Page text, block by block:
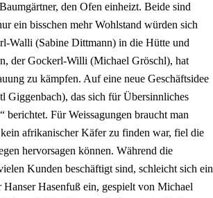
den Ofen einheizt. Beide sind
ein bisschen mehr Wohlstand würden sich
Walli (Sabine Dittmann) in die Hütte und
der Gockerl-Willi (Michael Gröschl), hat
zu kämpfen. Auf eine neue Geschäftsidee
Giggenbach), das sich für Übersinnliches
Für Weissagungen braucht man
afrikanischer Käfer zu finden war, fiel die
hervorsagen können. Während die
Kunden beschäftigt sind, schleicht sich ein
Hasenfuß ein, gespielt von Michael